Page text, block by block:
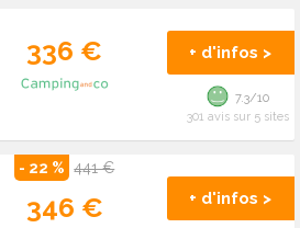
336 € + d'infos >
7.3/10
301 avis sur 5 sites
- 22 % 441 €
346 € + d'infos >